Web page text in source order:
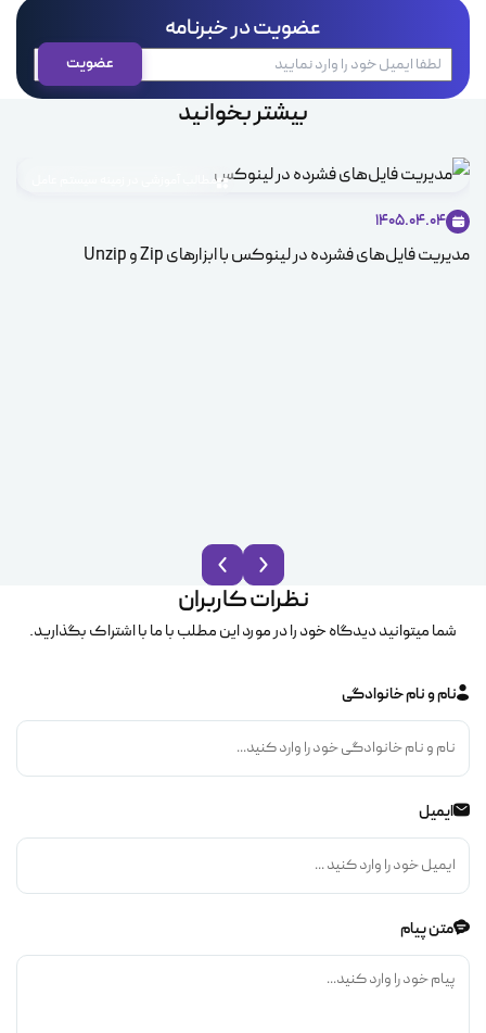
عضویت در خبرنامه
بیشتر بخوانید
مطالب آموزشی در زمینه سیستم عامل
1405.04.04
مدیریت فایل‌های فشرده در لینوکس با ابزارهای Zip و Unzip
نظرات کاربران
شما میتوانید دیدگاه خود را در مورد این مطلب با ما با اشتراک بگذارید.
نام و نام خانوادگی
ایمیل
متن پیام